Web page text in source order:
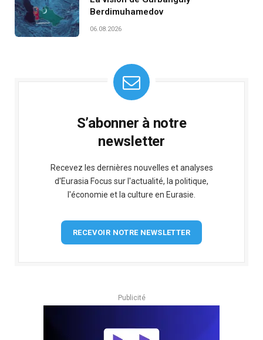
Berdimuhamedov
06.08.2026
S’abonner à notre
newsletter
Recevez les dernières nouvelles et analyses
d'Eurasia Focus sur l'actualité, la politique,
l'économie et la culture en Eurasie.
RECEVOIR NOTRE NEWSLETTER
Publicité